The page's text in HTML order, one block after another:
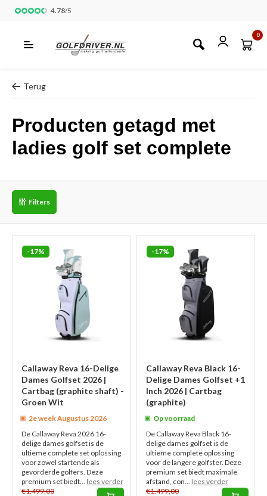
4.78/5
0
Terug
Producten getagd met
ladies golf set complete
Filters
-17%
Callaway Reva 16-Delige
Dames Golfset 2026 |
Cartbag (graphite shaft) -
Groen Wit
2e week Augustus 2026
De Callaway Reva 2026 16-
delige dames golfset is de
ultieme complete set oplossing
voor zowel startende als
gevorderde golfers. Deze
premium set biedt... lees verder
€1.499,00
-17%
Callaway Reva Black 16-
Delige Dames Golfset +1
Inch 2026 | Cartbag
(graphite)
Op voorraad
De Callaway Reva Black 16-
delige dames golfset is de
ultieme complete oplossing
voor de langere golfster. Deze
premium set biedt maximale
afstand, con... lees verder
€1.499,00